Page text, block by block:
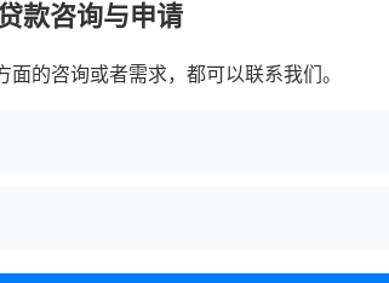
款咨询与申请
面的咨询或者需求，都可以联系我们。